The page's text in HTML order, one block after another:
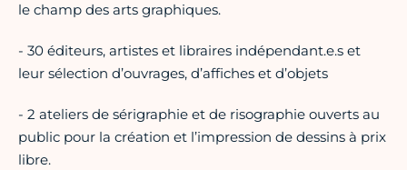
le champ des arts graphiques.
- 30 éditeurs, artistes et libraires indépendant.e.s et
leur sélection d’ouvrages, d’affiches et d’objets
- 2 ateliers de sérigraphie et de risographie ouverts au
public pour la création et l’impression de dessins à prix
libre.